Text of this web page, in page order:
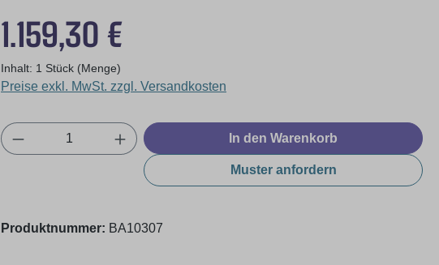
1.159,30 €
Inhalt: 1 Stück (Menge)
Preise exkl. MwSt. zzgl. Versandkosten
Produkt Anzahl: Gib den gewünschten Wert ein
In den Warenkorb
Muster anfordern
Produktnummer: BA10307